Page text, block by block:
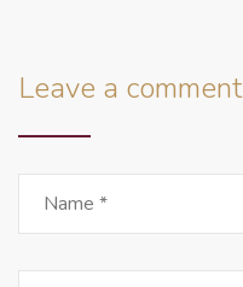
Leave a comment